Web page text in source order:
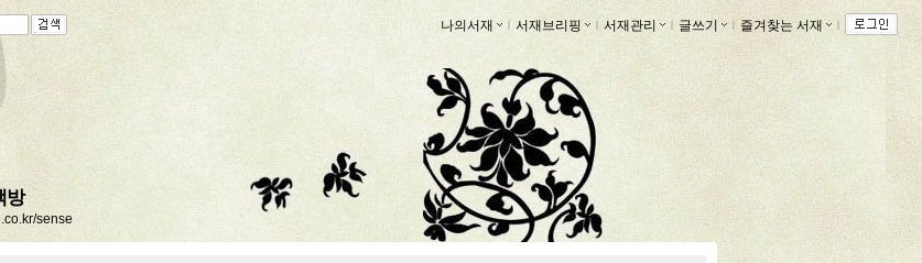
나의서재 ｌ 서재브리핑 ｌ 서재관리 ｌ 글쓰기 ｌ 즐겨찾는 서재 ｌ
방
sense